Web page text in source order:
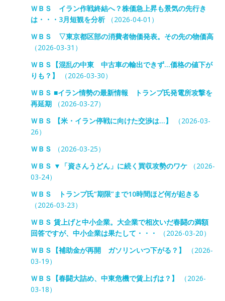
ＷＢＳ イラン作戦終結へ？株価急上昇も景気の先行き
は・・・3月短観を分析（2026-04-01）
ＷＢＳ ▽東京都区部の消費者物価発表。その先の物価高
（2026-03-31）
ＷＢＳ【混乱の中東 中古車の輸出できず…価格の値下が
りも？】
（2026-03-30）
ＷＢＳ ■イラン情勢の最新情報 トランプ氏発電所攻撃を
再延期（2026-03-27）
ＷＢＳ 【米・イラン停戦に向けた交渉は…】
（2026-03-
26）
ＷＢＳ
（2026-03-25）
ＷＢＳ ▼「資さんうどん」に続く買収攻勢のワケ（2026-
03-24）
ＷＢＳ トランプ氏”期限”まで10時間ほど何が起きる
（2026-03-23）
ＷＢＳ 賃上げと中小企業。大企業で相次いだ春闘の満額
回答ですが、中小企業は果たして・・・
（2026-03-20）
ＷＢＳ【補助金が再開 ガソリンいつ下がる？】
（2026-
03-19）
ＷＢＳ【春闘大詰め、中東危機で賃上げは？】
（2026-
03-18）